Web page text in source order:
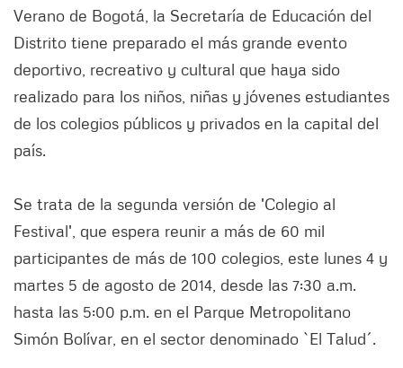
Verano de Bogotá, la Secretaría de Educación del
Distrito tiene preparado el más grande evento
deportivo, recreativo y cultural que haya sido
realizado para los niños, niñas y jóvenes estudiantes
de los colegios públicos y privados en la capital del
país.
Se trata de la segunda versión de 'Colegio al
Festival', que espera reunir a más de 60 mil
participantes de más de 100 colegios, este lunes 4 y
martes 5 de agosto de 2014, desde las 7:30 a.m.
hasta las 5:00 p.m. en el Parque Metropolitano
Simón Bolívar, en el sector denominado `El Talud´.